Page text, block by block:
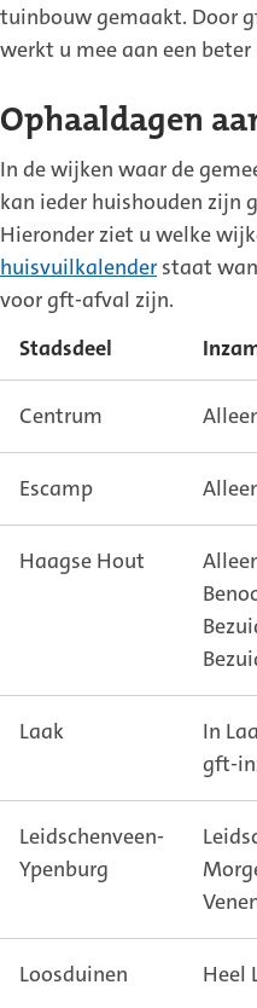
tuinbouw gemaakt. Door
werkt u mee aan een
Ophaaldagen
In de wijken waar de
kan ieder huishouden zijn
Hieronder ziet u welke
huisvuilkalender staat
voor gft-afval zijn.
Stadsdeel
Centrum
Escamp
Haagse Hout
Laak
In
gft-
Leidschenveen-
Ypenburg
Loosduinen Heel